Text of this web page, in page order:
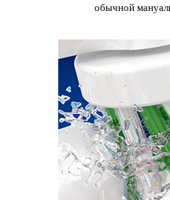
обычной